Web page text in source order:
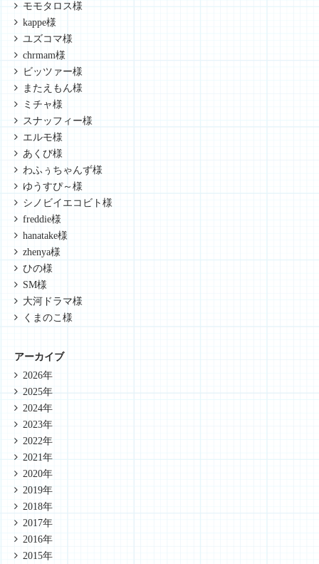
モモタロス様
kappe様
ユズコマ様
chrmam様
ビッツァー様
またえもん様
ミチャ様
スナッフィー様
エルモ様
あくび様
わふぅちゃんず様
ゆうすぴ～様
シノビイエコビト様
freddie様
hanatake様
zhenya様
ひの様
SM様
大河ドラマ様
くまのこ様
アーカイブ
2026年
2025年
2024年
2023年
2022年
2021年
2020年
2019年
2018年
2017年
2016年
2015年